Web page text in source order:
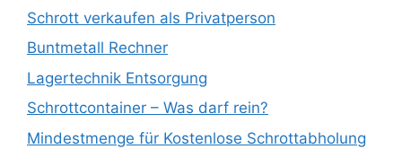
Schrott verkaufen als Privatperson
Buntmetall Rechner
Lagertechnik Entsorgung
Schrottcontainer – Was darf rein?
Mindestmenge für Kostenlose Schrottabholung